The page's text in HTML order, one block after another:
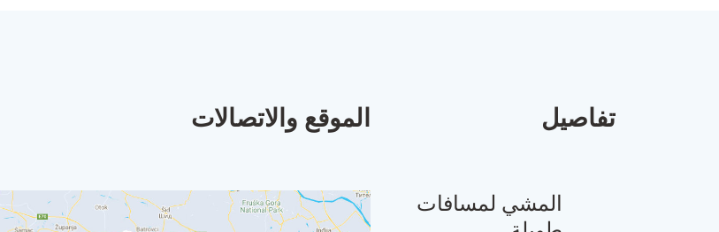
تفاصيل
المشي لمسافات
الموقع والاتصالات